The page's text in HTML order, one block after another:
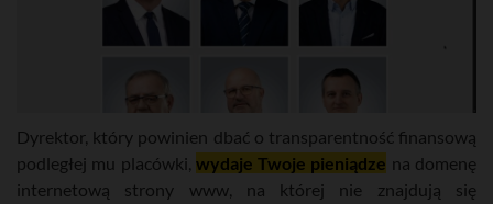
Dyrektor, który powinien dbać o transparentność finansową
podległej mu placówki, wydaje Twoje pieniądze na domenę
internetową strony www, na której nie znajdują się